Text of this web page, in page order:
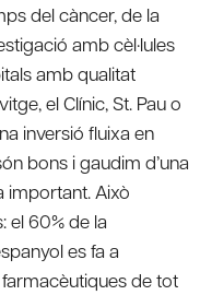
del càncer, de la
amb cèl·lules
amb qualitat
el Clínic, St. Pau o
inversió fluixa en
bons i gaudim d’una
important. Això
el 60% de la
es fa a
de tot